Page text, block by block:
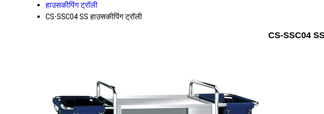
हाउसकीपिंग ट्रॉली
CS-SSC04 SS हाउसकीपिंग ट्रॉली
CS-SSC04 SS